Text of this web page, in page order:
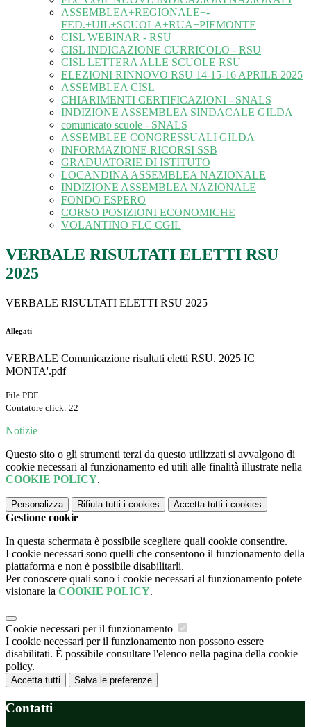
ASSEMBLEA+REGIONALE+-
FED.+UIL+SCUOLA+RUA+PIEMONTE
CISL WEBINAR - RSU
CISL INDICAZIONE CURRICOLO - RSU
CISL LETTERA ALLE SCUOLE RSU
ELEZIONI RINNOVO RSU 14-15-16 APRILE 2025
ASSEMBLEA CISL
CHIARIMENTI CERTIFICAZIONI - SNALS
INDIZIONE ASSEMBLEA SINDACALE GILDA
comunicato scuole - SNALS
ASSEMBLEE CONGRESSUALI GILDA
INFORMAZIONE RICORSI SSB
GRADUATORIE DI ISTITUTO
LOCANDINA ASSEMBLEA NAZIONALE
INDIZIONE ASSEMBLEA NAZIONALE
FONDO ESPERO
CORSO POSIZIONI ECONOMICHE
VOLANTINO FLC CGIL
VERBALE RISULTATI ELETTI RSU
2025
VERBALE RISULTATI ELETTI RSU 2025
Allegati
VERBALE Comunicazione risultati eletti RSU. 2025 IC
MONTA'.pdf
File PDF
Contatore click: 22
Notizie
Questo sito o gli strumenti terzi da questo utilizzati si avvalgono di
cookie necessari al funzionamento ed utili alle finalità illustrate nella
COOKIE POLICY.
Personalizza Rifiuta tutti i cookies Accetta tutti i cookies
Gestione cookie
In questa schermata è possibile scegliere quali cookie consentire.
I cookie necessari sono quelli che consentono il funzionamento della
piattaforma e non è possibile disabilitarli.
Per conoscere quali sono i cookie necessari al funzionamento potete
visionare la COOKIE POLICY.
Cookie necessari per il funzionamento
I cookie necessari per il funzionamento non possono essere
disabilitati. È possibile consultare l'elenco nella pagina della cookie
policy.
Accetta tutti Salva le preferenze
Contatti